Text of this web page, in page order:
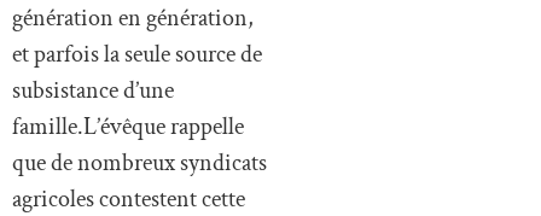
génération en génération,
et parfois la seule source de
subsistance d’une
famille.L’évêque rappelle
que de nombreux syndicats
agricoles contestent cette